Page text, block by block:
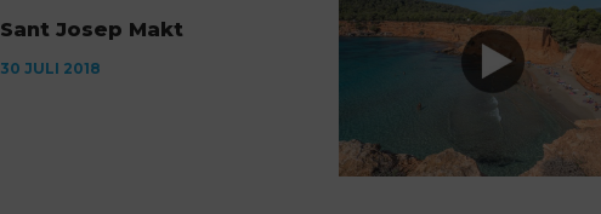
Sant Josep Makt
30 JULI 2018